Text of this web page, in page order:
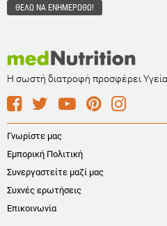
Η σωστή διατροφή προσφέρει Υγεία
Γνωρίστε μας
Εμπορική Πολιτική
Συνεργαστείτε μαζί μας
Συχνές ερωτήσεις
Επικοινωνία